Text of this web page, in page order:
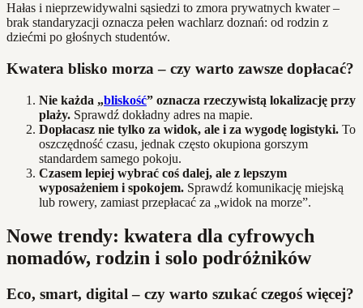
Hałas i nieprzewidywalni sąsiedzi to zmora prywatnych kwater –
brak standaryzacji oznacza pełen wachlarz doznań: od rodzin z
dziećmi po głośnych studentów.
Kwatera blisko morza – czy warto zawsze dopłacać?
Nie każda „bliskość” oznacza rzeczywistą lokalizację przy
plaży. Sprawdź dokładny adres na mapie.
Dopłacasz nie tylko za widok, ale i za wygodę logistyki. To
oszczędność czasu, jednak często okupiona gorszym
standardem samego pokoju.
Czasem lepiej wybrać coś dalej, ale z lepszym
wyposażeniem i spokojem. Sprawdź komunikację miejską
lub rowery, zamiast przepłacać za „widok na morze”.
Nowe trendy: kwatera dla cyfrowych
nomadów, rodzin i solo podróżników
Eco, smart, digital – czy warto szukać czegoś więcej?